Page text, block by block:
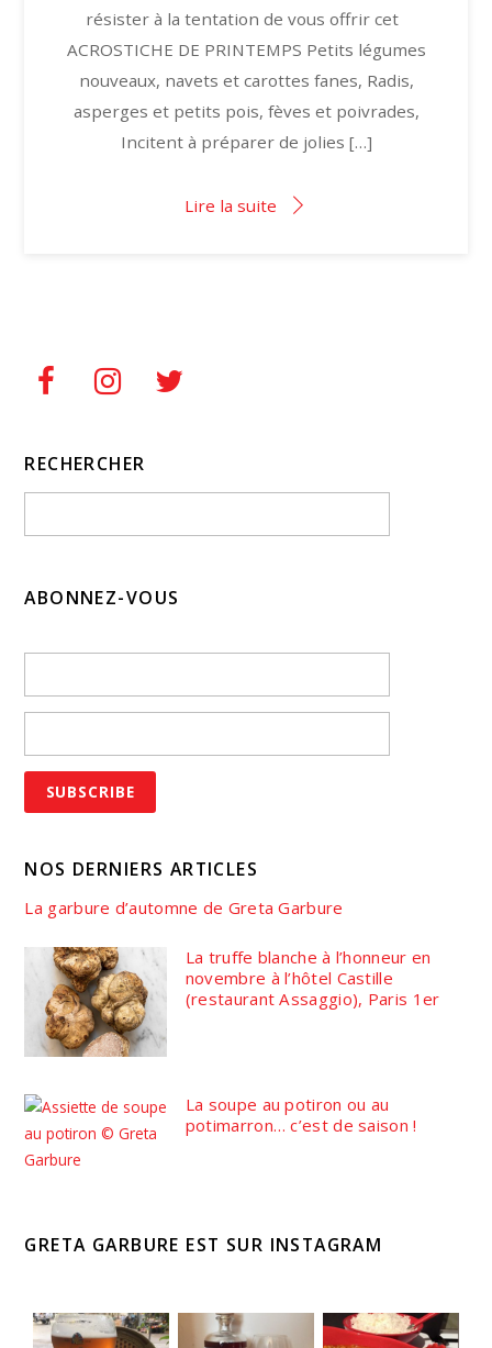
résister à la tentation de vous offrir cet
ACROSTICHE DE PRINTEMPS Petits légumes
nouveaux, navets et carottes fanes, Radis,
asperges et petits pois, fèves et poivrades,
Incitent à préparer de jolies […]
Lire la suite
RECHERCHER
ABONNEZ-VOUS
NOS DERNIERS ARTICLES
La garbure d’automne de Greta Garbure
La truffe blanche à l’honneur en
novembre à l’hôtel Castille
(restaurant Assaggio), Paris 1er
La soupe au potiron ou au
potimarron… c’est de saison !
GRETA GARBURE EST SUR INSTAGRAM